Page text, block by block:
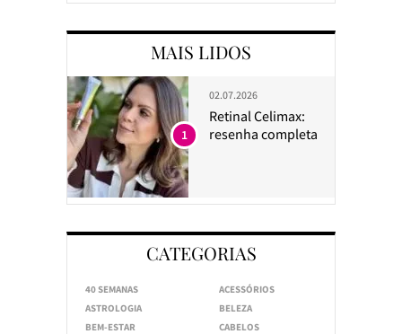
MAIS LIDOS
02.07.2026
Retinal Celimax:
resenha completa
1
CATEGORIAS
40 SEMANAS
ACESSÓRIOS
ASTROLOGIA
BELEZA
BEM-ESTAR
CABELOS